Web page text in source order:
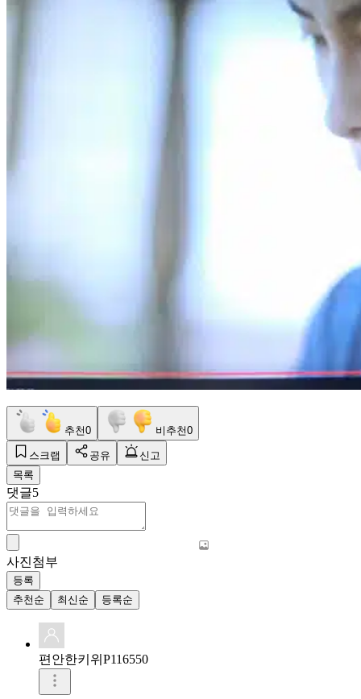
추천0 비추천0
스크랩 공유
신고
목록
댓글5
사진첨부
등록
추천순
최신순 등록순
편안한키위P116550